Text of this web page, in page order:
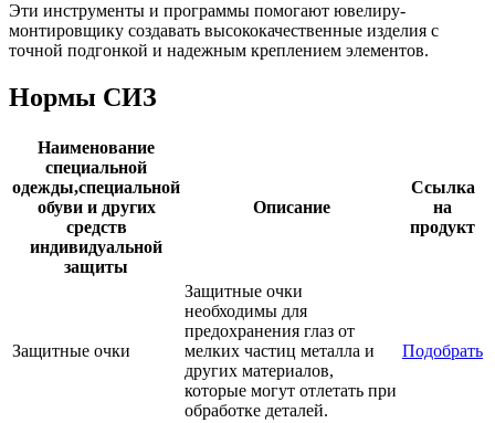
Эти инструменты и программы помогают ювелиру-
монтировщику создавать высококачественные изделия с
точной подгонкой и надежным креплением элементов.
Нормы СИЗ
Наименование
специальной
одежды,специальной
обуви и других
средств
индивидуальной
защиты
Описание
Ссылка
на
продукт
Защитные очки
Защитные очки
необходимы для
предохранения глаз от
мелких частиц металла и
других материалов,
которые могут отлетать при
обработке деталей.
Подобрать